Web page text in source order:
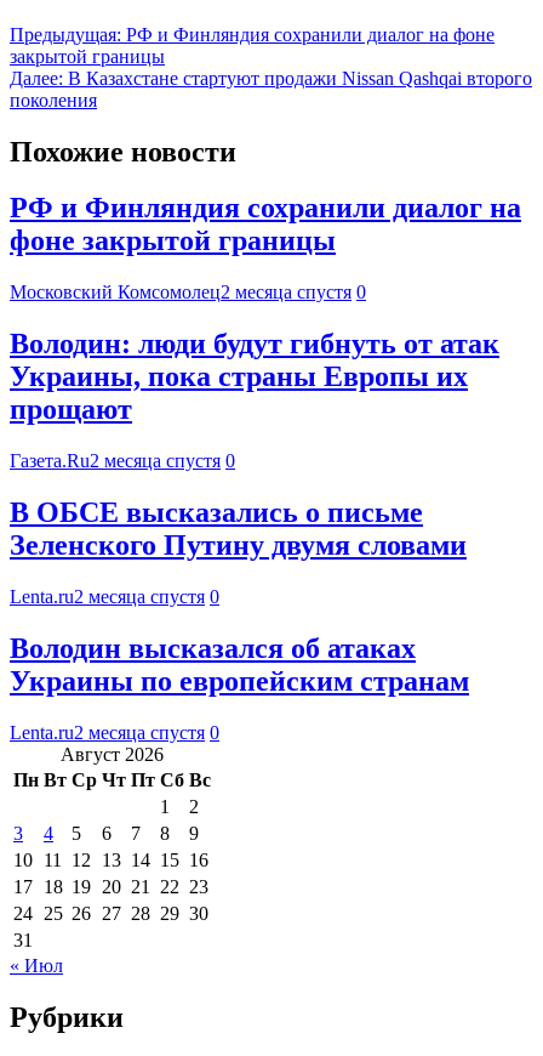
Предыдущая: РФ и Финляндия сохранили диалог на фоне
закрытой границы
Далее: В Казахстане стартуют продажи Nissan Qashqai второго
поколения
Похожие новости
РФ и Финляндия сохранили диалог на
фоне закрытой границы
Московский Комсомолец2 месяца спустя 0
Володин: люди будут гибнуть от атак
Украины, пока страны Европы их
прощают
Газета.Ru2 месяца спустя 0
В ОБСЕ высказались о письме
Зеленского Путину двумя словами
Lenta.ru2 месяца спустя 0
Володин высказался об атаках
Украины по европейским странам
Lenta.ru2 месяца спустя 0
Август 2026
Пн Вт Ср Чт Пт Сб Вс
1
2
3
4 5 6 7 8
9
10 11 12 13 14 15 16
17 18 19 20 21 22 23
24 25 26 27 28 29 30
31
« Июл
Рубрики